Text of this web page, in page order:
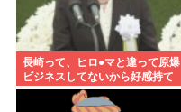
長崎って、ヒロ●マと違って原爆
ビジネスしてないから好感持て
るよな